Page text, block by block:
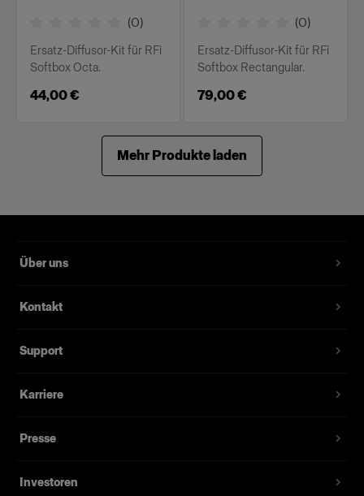
(0)
Ersatz-Diffusor-Kit für RFi
Softbox Octa.
44,00 €
(0)
Ersatz-Diffusor-Kit für RFi
Softbox Rectangular.
79,00 €
Mehr Produkte laden
Über uns
Kontakt
Support
Karriere
Presse
Investoren